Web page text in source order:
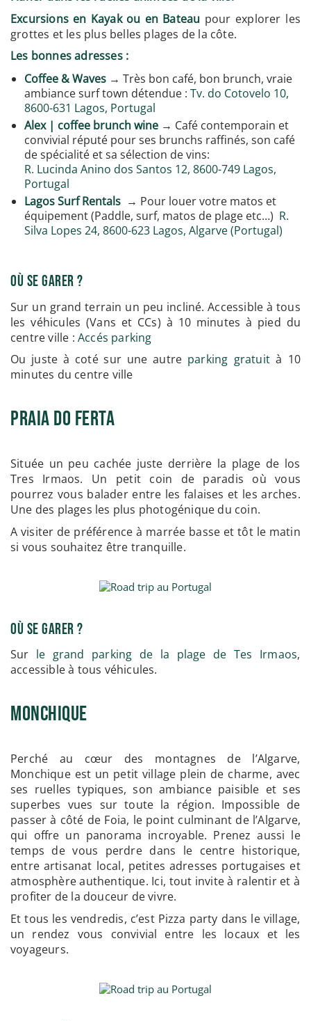
Excursions en Kayak ou en Bateau pour explorer les
grottes et les plus belles plages de la côte.
Les bonnes adresses :
Coffee & Waves → Très bon café, bon brunch, vraie
ambiance surf town détendue : Tv. do Cotovelo 10,
8600-631 Lagos, Portugal
Alex | coffee brunch wine → Café contemporain et
convivial réputé pour ses brunchs raffinés, son café
de spécialité et sa sélection de vins:
R. Lucinda Anino dos Santos 12, 8600-749 Lagos,
Portugal
Lagos Surf Rentals → Pour louer votre matos et
équipement (Paddle, surf, matos de plage etc…) R.
Silva Lopes 24, 8600-623 Lagos, Algarve (Portugal)
Où se garer ?
Sur un grand terrain un peu incliné. Accessible à tous
les véhicules (Vans et CCs) à 10 minutes à pied du
centre ville : Accés parking
Ou juste à coté sur une autre parking gratuit à 10
minutes du centre ville
Praia do Ferta
Située un peu cachée juste derrière la plage de los
Tres Irmaos. Un petit coin de paradis où vous
pourrez vous balader entre les falaises et les arches.
Une des plages les plus photogénique du coin.
A visiter de préférence à marrée basse et tôt le matin
si vous souhaitez être tranquille.
Où se garer ?
Sur le grand parking de la plage de Tes Irmaos,
accessible à tous véhicules.
Monchique
Perché au cœur des montagnes de l’Algarve,
Monchique est un petit village plein de charme, avec
ses ruelles typiques, son ambiance paisible et ses
superbes vues sur toute la région. Impossible de
passer à côté de Foia, le point culminant de l’Algarve,
qui offre un panorama incroyable. Prenez aussi le
temps de vous perdre dans le centre historique,
entre artisanat local, petites adresses portugaises et
atmosphère authentique. Ici, tout invite à ralentir et à
profiter de la douceur de vivre.
Et tous les vendredis, c’est Pizza party dans le village,
un rendez vous convivial entre les locaux et les
voyageurs.